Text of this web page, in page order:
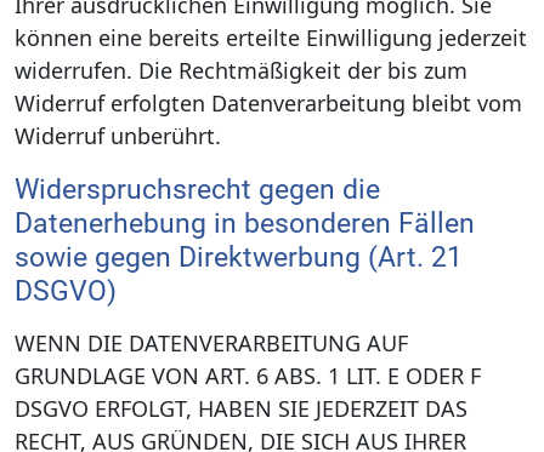
können eine bereits erteilte Einwilligung jederzeit
widerrufen. Die Rechtmäßigkeit der bis zum
Widerruf erfolgten Datenverarbeitung bleibt vom
Widerruf unberührt.
Widerspruchsrecht gegen die
Datenerhebung in besonderen Fällen
sowie gegen Direktwerbung (Art. 21
DSGVO)
WENN DIE DATENVERARBEITUNG AUF
GRUNDLAGE VON ART. 6 ABS. 1 LIT. E ODER F
DSGVO ERFOLGT, HABEN SIE JEDERZEIT DAS
RECHT, AUS GRÜNDEN, DIE SICH AUS IHRER